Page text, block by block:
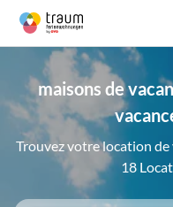
maisons de
Trouvez votre location de
18